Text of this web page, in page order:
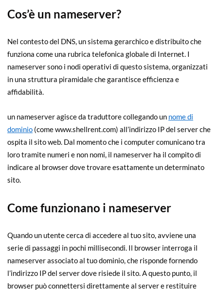
Cos’è un nameserver?
Nel contesto del DNS, un sistema gerarchico e distribuito che
funziona come una rubrica telefonica globale di Internet. I
nameserver sono i nodi operativi di questo sistema, organizzati
in una struttura piramidale che garantisce efficienza e
affidabilità.
un nameserver agisce da traduttore collegando un nome di
dominio (come www.shellrent.com) all’indirizzo IP del server che
ospita il sito web. Dal momento che i computer comunicano tra
loro tramite numeri e non nomi, il nameserver ha il compito di
indicare al browser dove trovare esattamente un determinato
sito.
Come funzionano i nameserver
Quando un utente cerca di accedere al tuo sito, avviene una
serie di passaggi in pochi millisecondi. Il browser interroga il
nameserver associato al tuo dominio, che risponde fornendo
l’indirizzo IP del server dove risiede il sito. A questo punto, il
browser può connettersi direttamente al server e restituire